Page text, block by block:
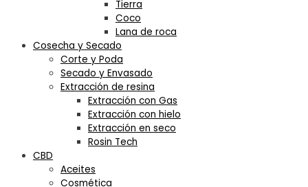
Tierra
Coco
Lana de roca
Cosecha y Secado
Corte y Poda
Secado y Envasado
Extracción de resina
Extracción con Gas
Extracción con hielo
Extracción en seco
Rosin Tech
CBD
Aceites
Cosmética